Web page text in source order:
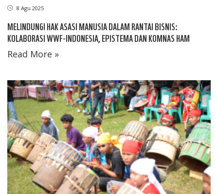
8 Agu 2025
MELINDUNGI HAK ASASI MANUSIA DALAM RANTAI BISNIS:
KOLABORASI WWF-INDONESIA, EPISTEMA DAN KOMNAS HAM
Read More »